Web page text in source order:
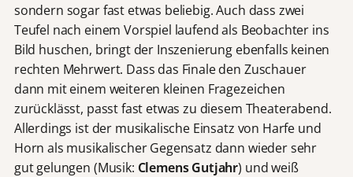
sondern sogar fast etwas beliebig. Auch dass zwei
Teufel nach einem Vorspiel laufend als Beobachter ins
Bild huschen, bringt der Inszenierung ebenfalls keinen
rechten Mehrwert. Dass das Finale den Zuschauer
dann mit einem weiteren kleinen Fragezeichen
zurücklässt, passt fast etwas zu diesem Theaterabend.
Allerdings ist der musikalische Einsatz von Harfe und
Horn als musikalischer Gegensatz dann wieder sehr
gut gelungen (Musik: Clemens Gutjahr) und weiß